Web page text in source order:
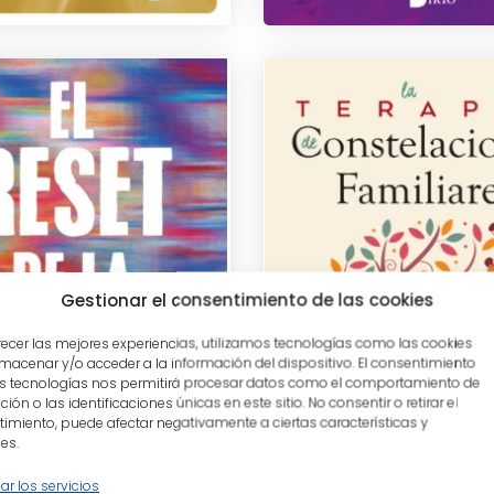
Gestionar el consentimiento de las cookies
las mejores experiencias, utilizamos tecnologías como las cookies
y/o acceder a la información del dispositivo. El consentimiento
tecnologías nos permitirá procesar datos como el comportamiento de
o las identificaciones únicas en este sitio. No consentir o retirar el
puede afectar negativamente a ciertas características y
los servicios
tablet_android